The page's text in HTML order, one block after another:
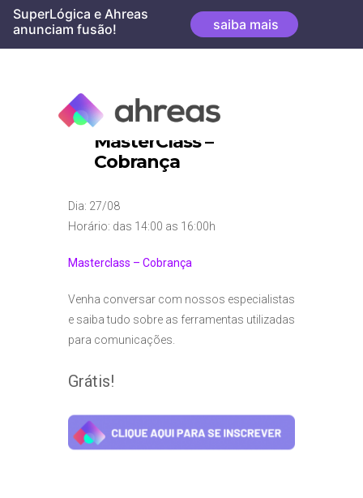
Skip
content
SuperLógica e Ahreas
anunciam fusão!
saiba mais
MasterClass –
Cobrança
Dia: 27/08
Horário: das 14:00 as 16:00h
Masterclass – Cobrança
Venha conversar com nossos especialistas
e saiba tudo sobre as ferramentas utilizadas
para comunicações.
Grátis!